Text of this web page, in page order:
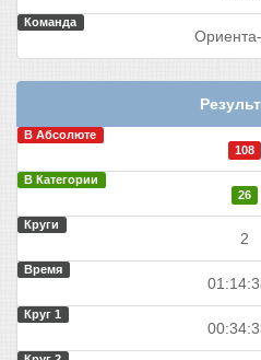
Команда
В Абсолюте
108
В Категории
26
Круги
2
Время
Круг 1